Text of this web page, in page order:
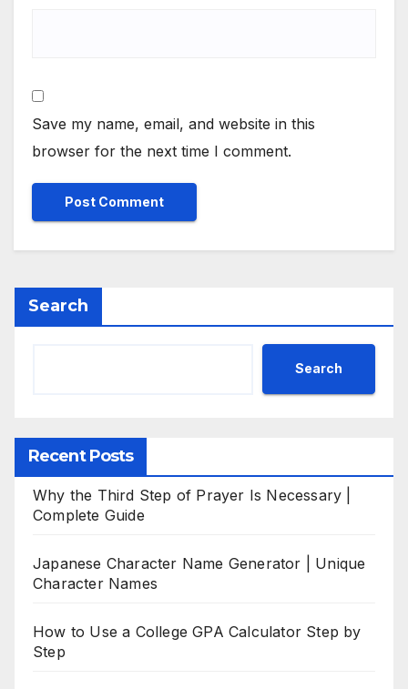
Save my name, email, and website in this
browser for the next time I comment.
Search
Search
Recent Posts
Why the Third Step of Prayer Is Necessary |
Complete Guide
Japanese Character Name Generator | Unique
Character Names
How to Use a College GPA Calculator Step by
Step